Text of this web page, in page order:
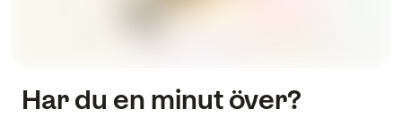
Har du en minut över?